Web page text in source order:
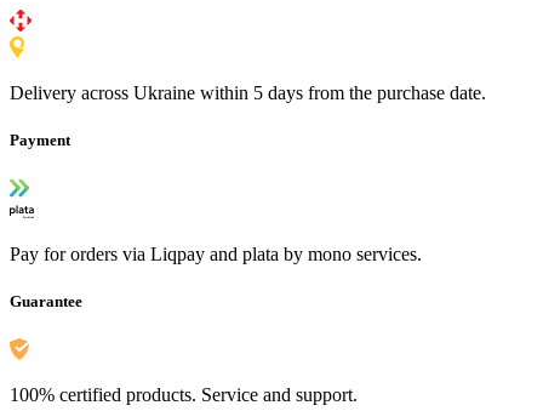
Delivery across Ukraine within 5 days from the purchase date.
Payment
Pay for orders via Liqpay and plata by mono services.
Guarantee
100% certified products. Service and support.